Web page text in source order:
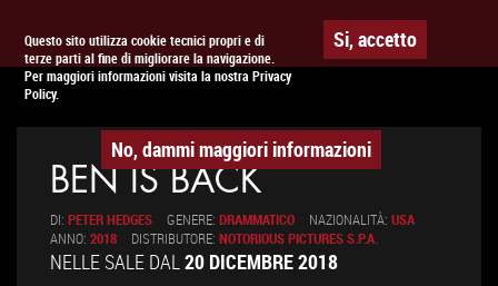
Questo sito utilizza cookie tecnici propri e di
terze parti al fine di migliorare la navigazione.
Per maggiori informazioni visita la nostra Privacy
Policy.
Si, accetto
No, dammi maggiori informazioni
APPUNTAMENTO AL CINEMA
BEN IS BACK
DI: PETER HEDGES GENERE: DRAMMATICO NAZIONALITÀ: USA
ANNO: 2018 DISTRIBUTORE: NOTORIOUS PICTURES S.P.A.
NELLE SALE DAL20 DICEMBRE 2018